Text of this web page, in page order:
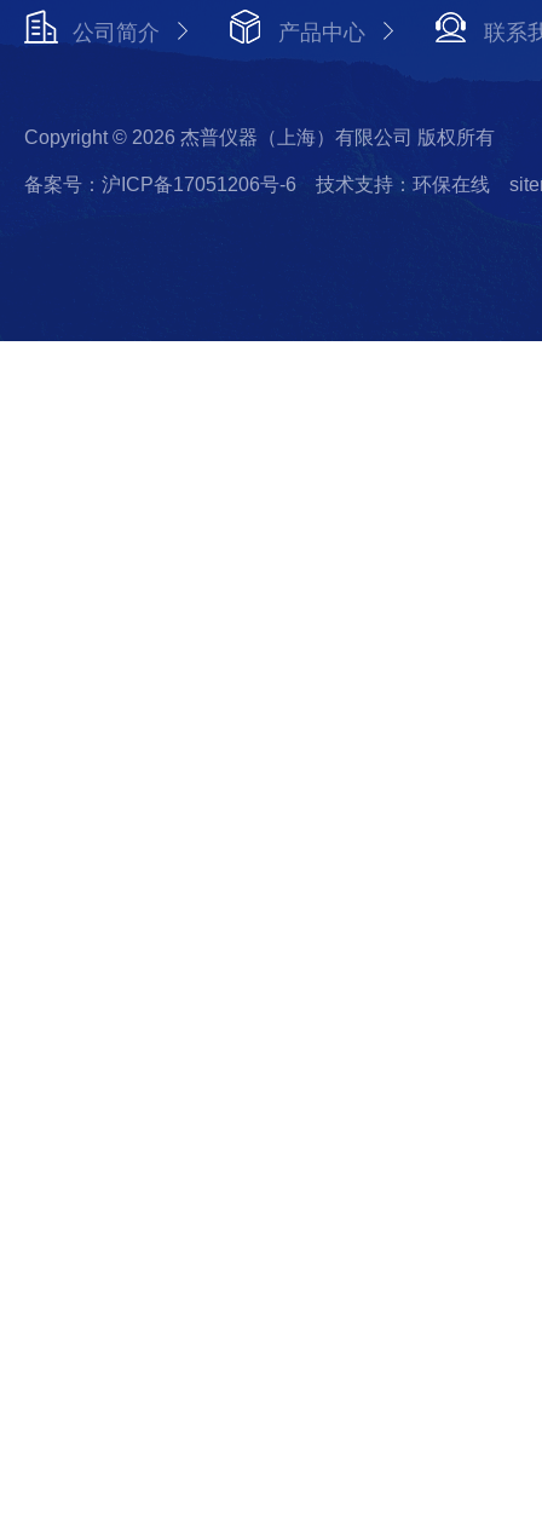
公司简介 产品中心 联系
Copyright © 2026 杰普仪器（上海）有限公司 版权所有
备案号：沪ICP备17051206号-6 技术支持：环保在线